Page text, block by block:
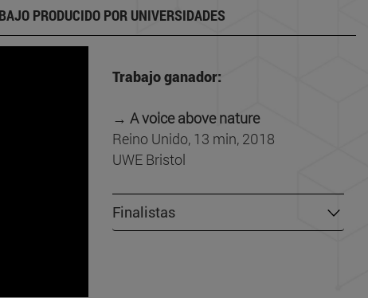
PRODUCIDO POR UNIVERSIDADES
Trabajo ganador:
→ A voice above nature
Reino Unido, 13 min, 2018
UWE Bristol
Finalistas